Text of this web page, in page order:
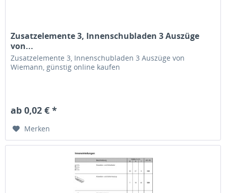
Zusatzelemente 3, Innenschubladen 3 Auszüge
von...
Zusatzelemente 3, Innenschubladen 3 Auszüge von
Wiemann, günstig online kaufen
ab 0,02 € *
Merken